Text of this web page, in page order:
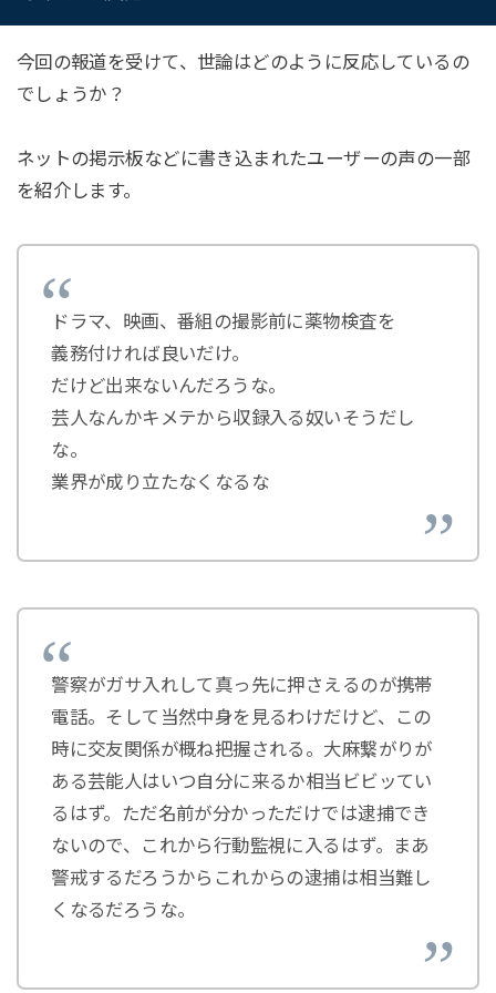
今回の報道を受けて、世論はどのように反応しているの
でしょうか？
ネットの掲示板などに書き込まれたユーザーの声の一部
を紹介します。
ドラマ、映画、番組の撮影前に薬物検査を
義務付ければ良いだけ。
だけど出来ないんだろうな。
芸人なんかキメテから収録入る奴いそうだし
な。
業界が成り立たなくなるな
警察がガサ入れして真っ先に押さえるのが携帯
電話。そして当然中身を見るわけだけど、この
時に交友関係が概ね把握される。大麻繋がりが
ある芸能人はいつ自分に来るか相当ビビッてい
るはず。ただ名前が分かっただけでは逮捕でき
ないので、これから行動監視に入るはず。まあ
警戒するだろうからこれからの逮捕は相当難し
くなるだろうな。